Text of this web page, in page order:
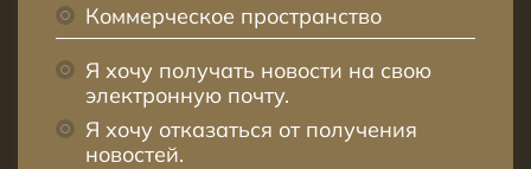
Коммерческое пространство
Я хочу получать новости на свою
электронную почту.
Я хочу отказаться от получения
новостей.